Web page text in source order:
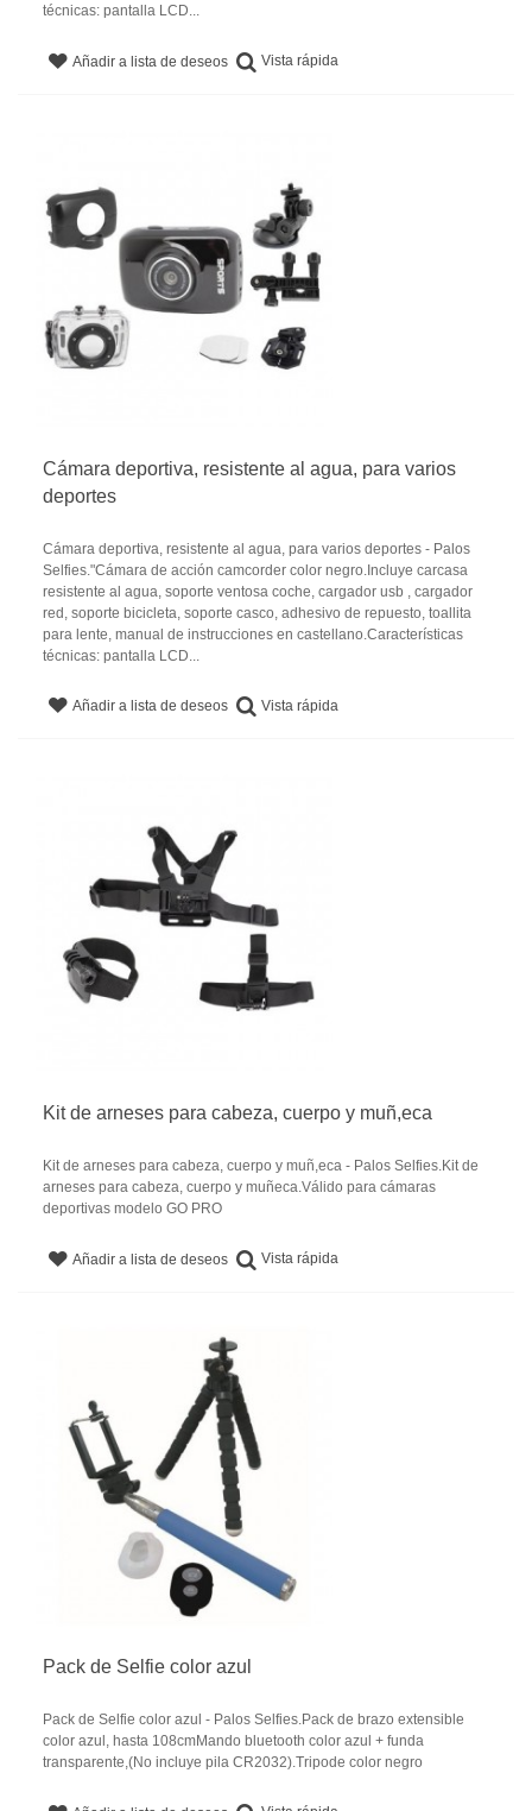
técnicas: pantalla LCD...
Añadir a lista de deseos Vista rápida
Cámara deportiva, resistente al agua, para varios
deportes
Cámara deportiva, resistente al agua, para varios deportes - Palos
Selfies."Cámara de acción camcorder color negro.Incluye carcasa
resistente al agua, soporte ventosa coche, cargador usb , cargador
red, soporte bicicleta, soporte casco, adhesivo de repuesto, toallita
para lente, manual de instrucciones en castellano.Características
técnicas: pantalla LCD...
Añadir a lista de deseos Vista rápida
Kit de arneses para cabeza, cuerpo y muñ,eca
Kit de arneses para cabeza, cuerpo y muñ,eca - Palos Selfies.Kit de
arneses para cabeza, cuerpo y muñeca.Válido para cámaras
deportivas modelo GO PRO
Añadir a lista de deseos Vista rápida
Pack de Selfie color azul
Pack de Selfie color azul - Palos Selfies.Pack de brazo extensible
color azul, hasta 108cmMando bluetooth color azul + funda
transparente,(No incluye pila CR2032).Tripode color negro